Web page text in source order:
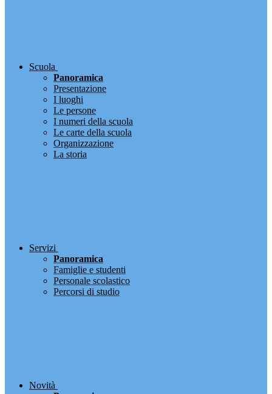
Scuola
Panoramica
Presentazione
I luoghi
Le persone
I numeri della scuola
Le carte della scuola
Organizzazione
La storia
Servizi
Panoramica
Famiglie e studenti
Personale scolastico
Percorsi di studio
Novità